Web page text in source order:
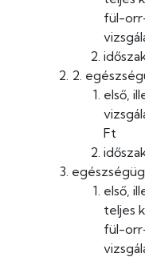
fül-
2.
első,
Ft
első,
teljes
fül-